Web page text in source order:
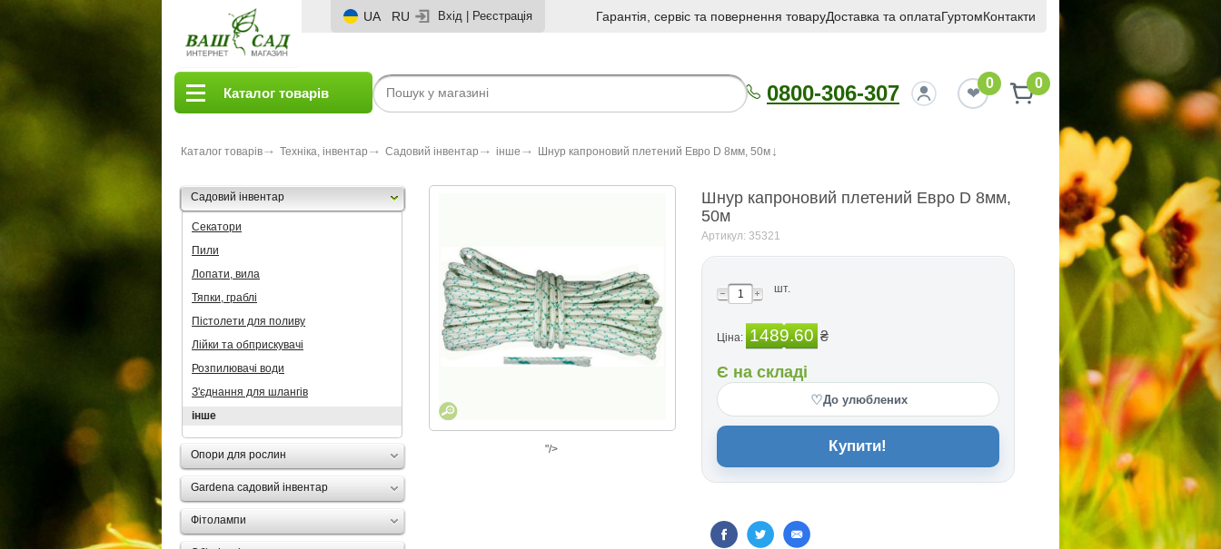
UA RU Вхід Реєстрація Гарантія, сервіс та повернення товаруДоставка та оплатаГуртомКонтакти
Каталог товарів 0800-306-307 0 0
Каталог товарів Техніка, інвентар Садовий інвентар інше Шнур капроновий плетений Евро D 8мм, 50м
Садовий інвентар
Секатори
Пили
Лопати, вила
Тяпки, граблі
Пістолети для поливу
Лійки та обприскувачі
Розпилювачі води
З'єднання для шлангів
інше
Опори для рослин
Gardena садовий інвентар
Фітолампи
"/>
Шнур капроновий плетений Евро D 8мм,
50м
Артикул: 35321
шт.
Ціна: 1489.60 ₴
Є на складі
♡До улюблених
Купити!